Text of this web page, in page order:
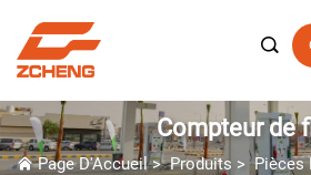

Compteur de
Page D'Accueil>Produits >Pièces